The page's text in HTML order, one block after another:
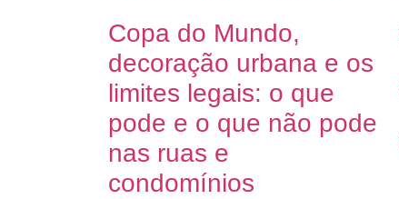
Copa do Mundo,
decoração urbana e os
limites legais: o que
pode e o que não pode
nas ruas e
condomínios